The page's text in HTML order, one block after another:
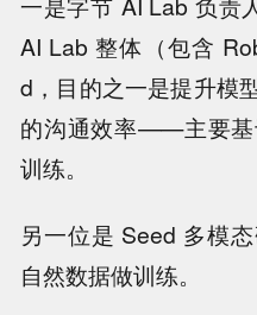
AI Lab 整体（包含
d，目的之一是提升模
的沟通效率——主要基
训练。
另一位是 Seed 多模
自然数据做训练。